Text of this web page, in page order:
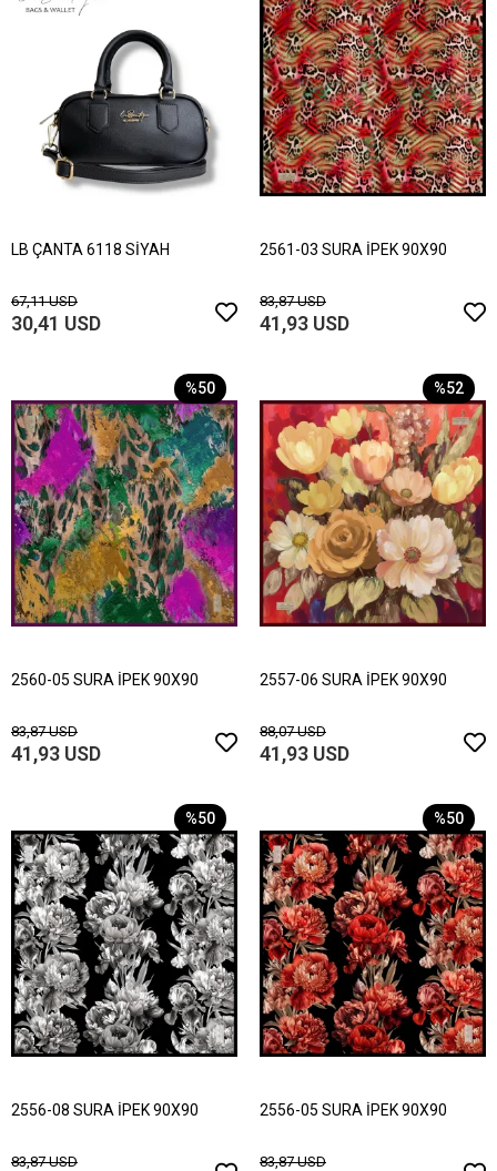
LB ÇANTA 6118 SİYAH
67,11 USD
30,41 USD
2561-03 SURA İPEK 90X90
83,87 USD
41,93 USD
%50
2560-05 SURA İPEK 90X90
83,87 USD
41,93 USD
%52
2557-06 SURA İPEK 90X90
88,07 USD
41,93 USD
%50
2556-08 SURA İPEK 90X90
83,87 USD
%50
2556-05 SURA İPEK 90X90
83,87 USD